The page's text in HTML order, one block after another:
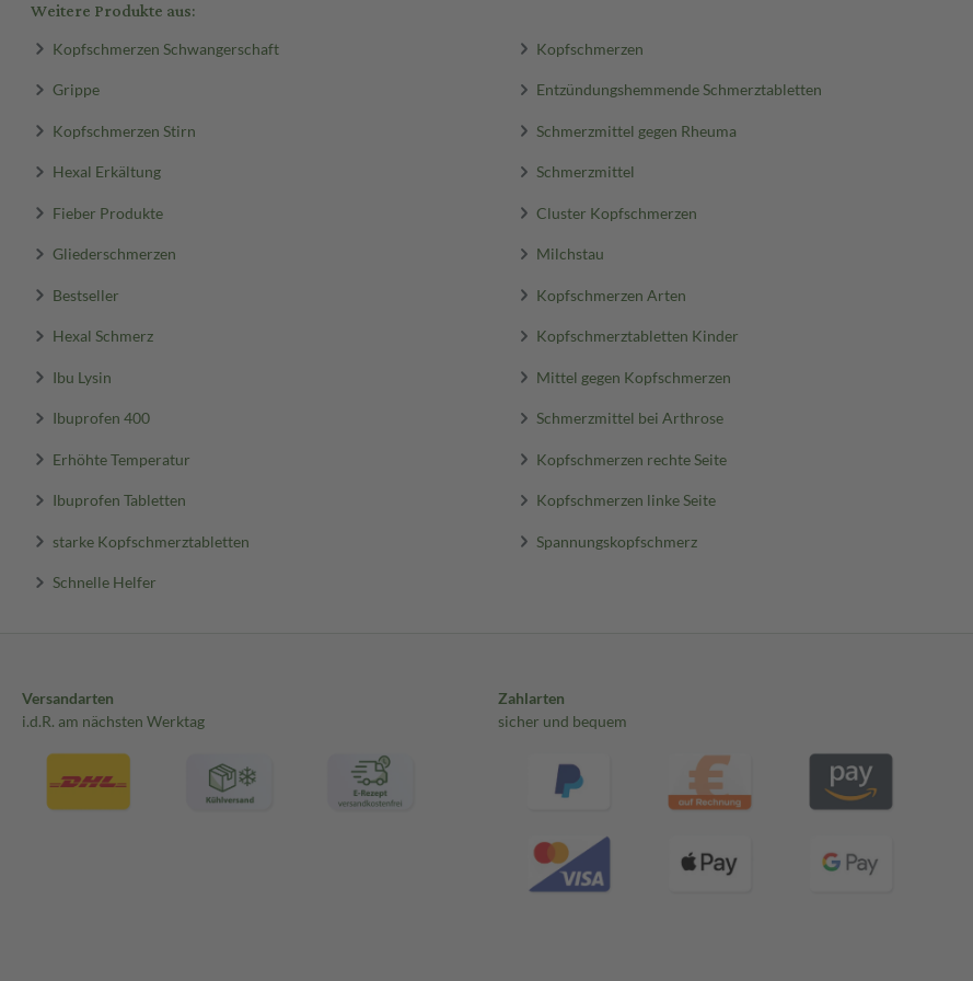
Weitere Produkte aus:
Kopfschmerzen Schwangerschaft Kopfschmerzen
Grippe Entzündungshemmende Schmerztabletten
Kopfschmerzen Stirn Schmerzmittel gegen Rheuma
Hexal Erkältung Schmerzmittel
Fieber Produkte Cluster Kopfschmerzen
Gliederschmerzen Milchstau
Bestseller Kopfschmerzen Arten
Hexal Schmerz Kopfschmerztabletten Kinder
Ibu Lysin Mittel gegen Kopfschmerzen
Ibuprofen 400 Schmerzmittel bei Arthrose
Erhöhte Temperatur Kopfschmerzen rechte Seite
Ibuprofen Tabletten Kopfschmerzen linke Seite
starke Kopfschmerztabletten Spannungskopfschmerz
Schnelle Helfer
Versandarten
i.d.R. am nächsten Werktag
Zahlarten
sicher und bequem